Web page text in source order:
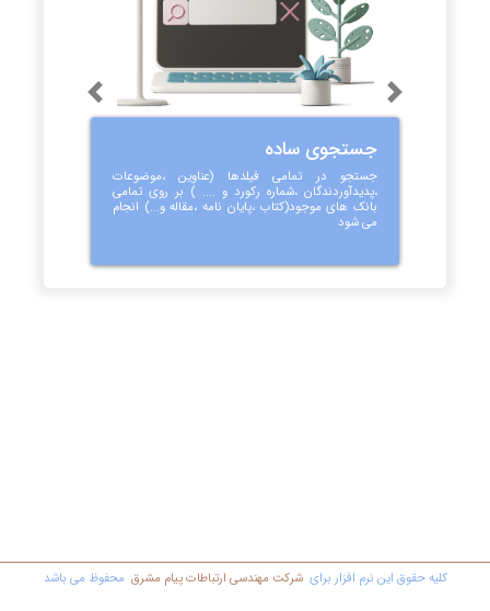
جستجوی ساده
جستجو در تمامی فیلدها (عناوین ،موضوعات
،پدیدآوردندگان ،شماره رکورد و .... ) بر روی تمامی
بانک های موجود(کتاب ،پایان نامه ،مقاله و...) انجام
می شود
Previous Next
کليه حقوق اين نرم افزار برای شرکت مهندسي ارتباطات پیام مشرق محفوظ مي باشد